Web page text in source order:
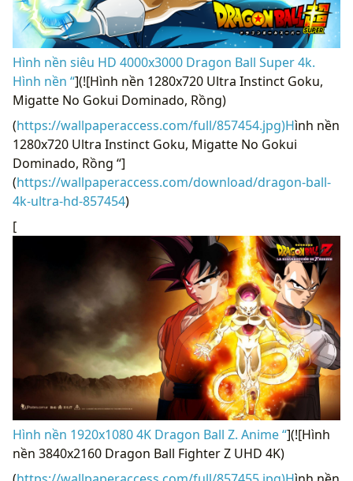
Hình nền siêu HD 4000x3000 Dragon Ball Super 4k.
Hình nền “](![Hình nền 1280x720 Ultra Instinct Goku,
Migatte No Gokui Dominado, Rồng)
(https://wallpaperaccess.com/full/857454.jpg)Hình nền
1280x720 Ultra Instinct Goku, Migatte No Gokui
Dominado, Rồng “]
(https://wallpaperaccess.com/download/dragon-ball-
4k-ultra-hd-857454)
[
Hình nền 1920x1080 4K Dragon Ball Z. Anime “](![Hình
nền 3840x2160 Dragon Ball Fighter Z UHD 4K)